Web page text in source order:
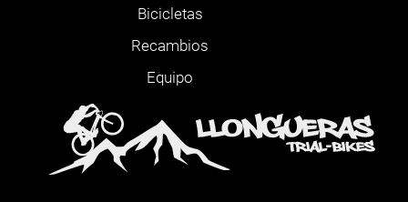
Bicicletas
Recambios
Equipo